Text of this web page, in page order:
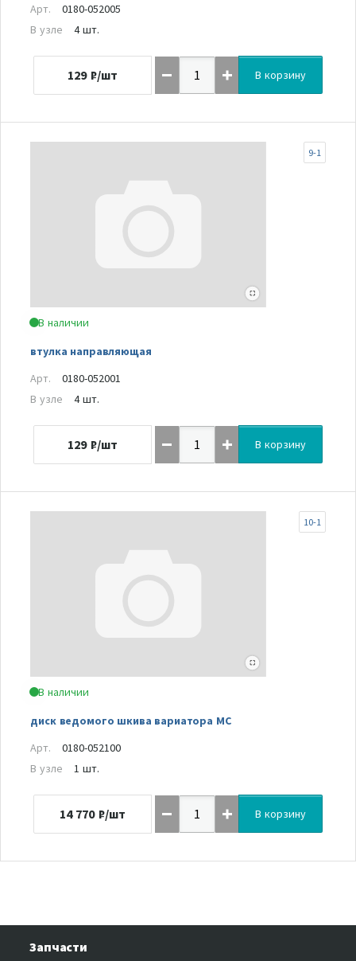
Арт.
0180-052005
В узле
4 шт.
129 ₽/шт В корзину
В наличии
втулка направляющая
9-1
Арт.
0180-052001
В узле
4 шт.
129 ₽/шт В корзину
В наличии
диск ведомого шкива вариатора MC
10-1
Арт.
0180-052100
В узле
1 шт.
14 770 ₽/шт В корзину
Запчасти